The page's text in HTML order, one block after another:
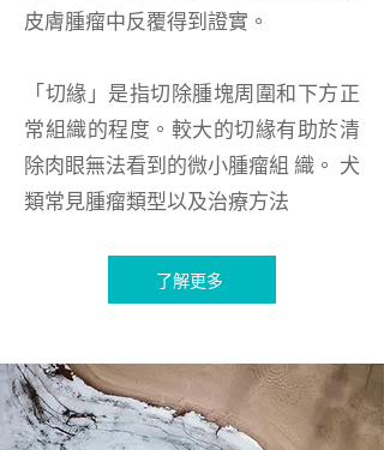
皮膚腫瘤中反覆得到證實。
「切緣」是指切除腫塊周圍和下方正
常組織的程度。較大的切緣有助於清
除肉眼無法看到的微小腫瘤組 織。 犬
類常見腫瘤類型以及治療方法
了解更多